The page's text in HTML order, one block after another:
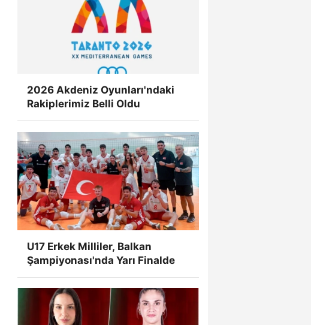
2026 Akdeniz Oyunları'ndaki
Rakiplerimiz Belli Oldu
U17 Erkek Milliler, Balkan
Şampiyonası'nda Yarı Finalde